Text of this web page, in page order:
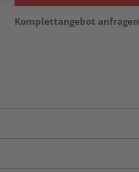
Komplettangebot anfragen